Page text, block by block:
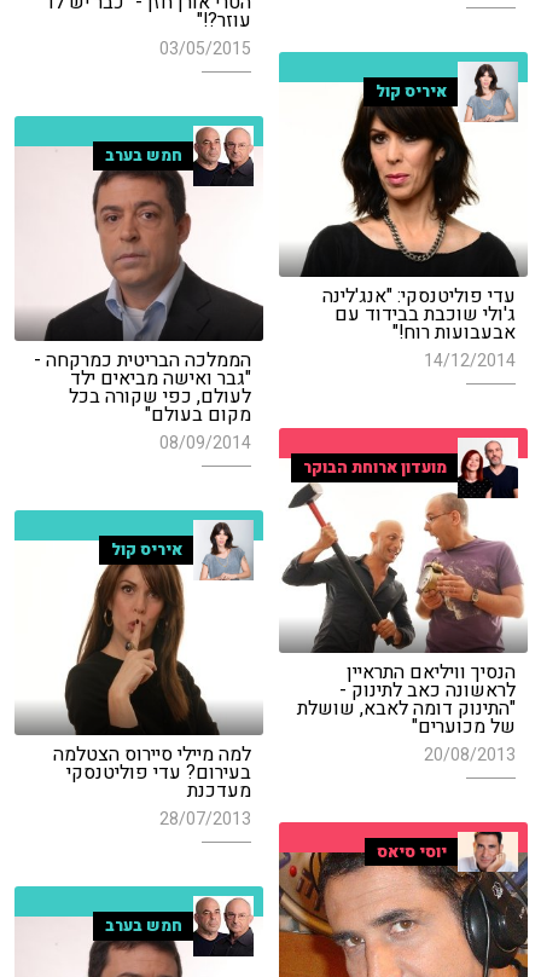
עוזר?!"
03/05/2015
איריס קול
עדי פוליטנסקי: "אנג'לינה
ג'ולי שוכבת בבידוד עם
אבעבועות רוח!"
14/12/2014
חמש בערב
הממלכה הבריטית כמרקחה -
"גבר ואישה מביאים ילד
לעולם, כפי שקורה בכל
מקום בעולם"
08/09/2014
מועדון ארוחת הבוקר
הנסיך וויליאם התראיין
לראשונה כאב לתינוק -
"התינוק דומה לאבא, שושלת
של מכוערים"
20/08/2013
איריס קול
למה מיילי סיירוס הצטלמה
בעירום? עדי פוליטנסקי
מעדכנת
28/07/2013
יוסי סיאס
חמש בערב